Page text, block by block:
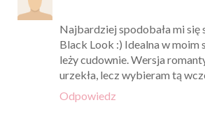
Najbardziej spodobała mi się
Black Look :) Idealna w moim
leży cudownie. Wersja
urzekła, lecz wybieram tą
Odpowiedz